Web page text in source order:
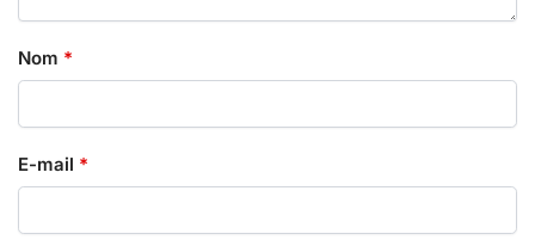
Nom *
E-mail *